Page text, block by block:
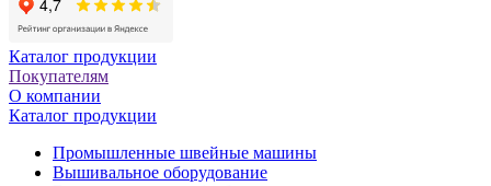
Каталог продукции
Покупателям
О компании
Каталог продукции
Промышленные швейные машины
Вышивальное оборудование